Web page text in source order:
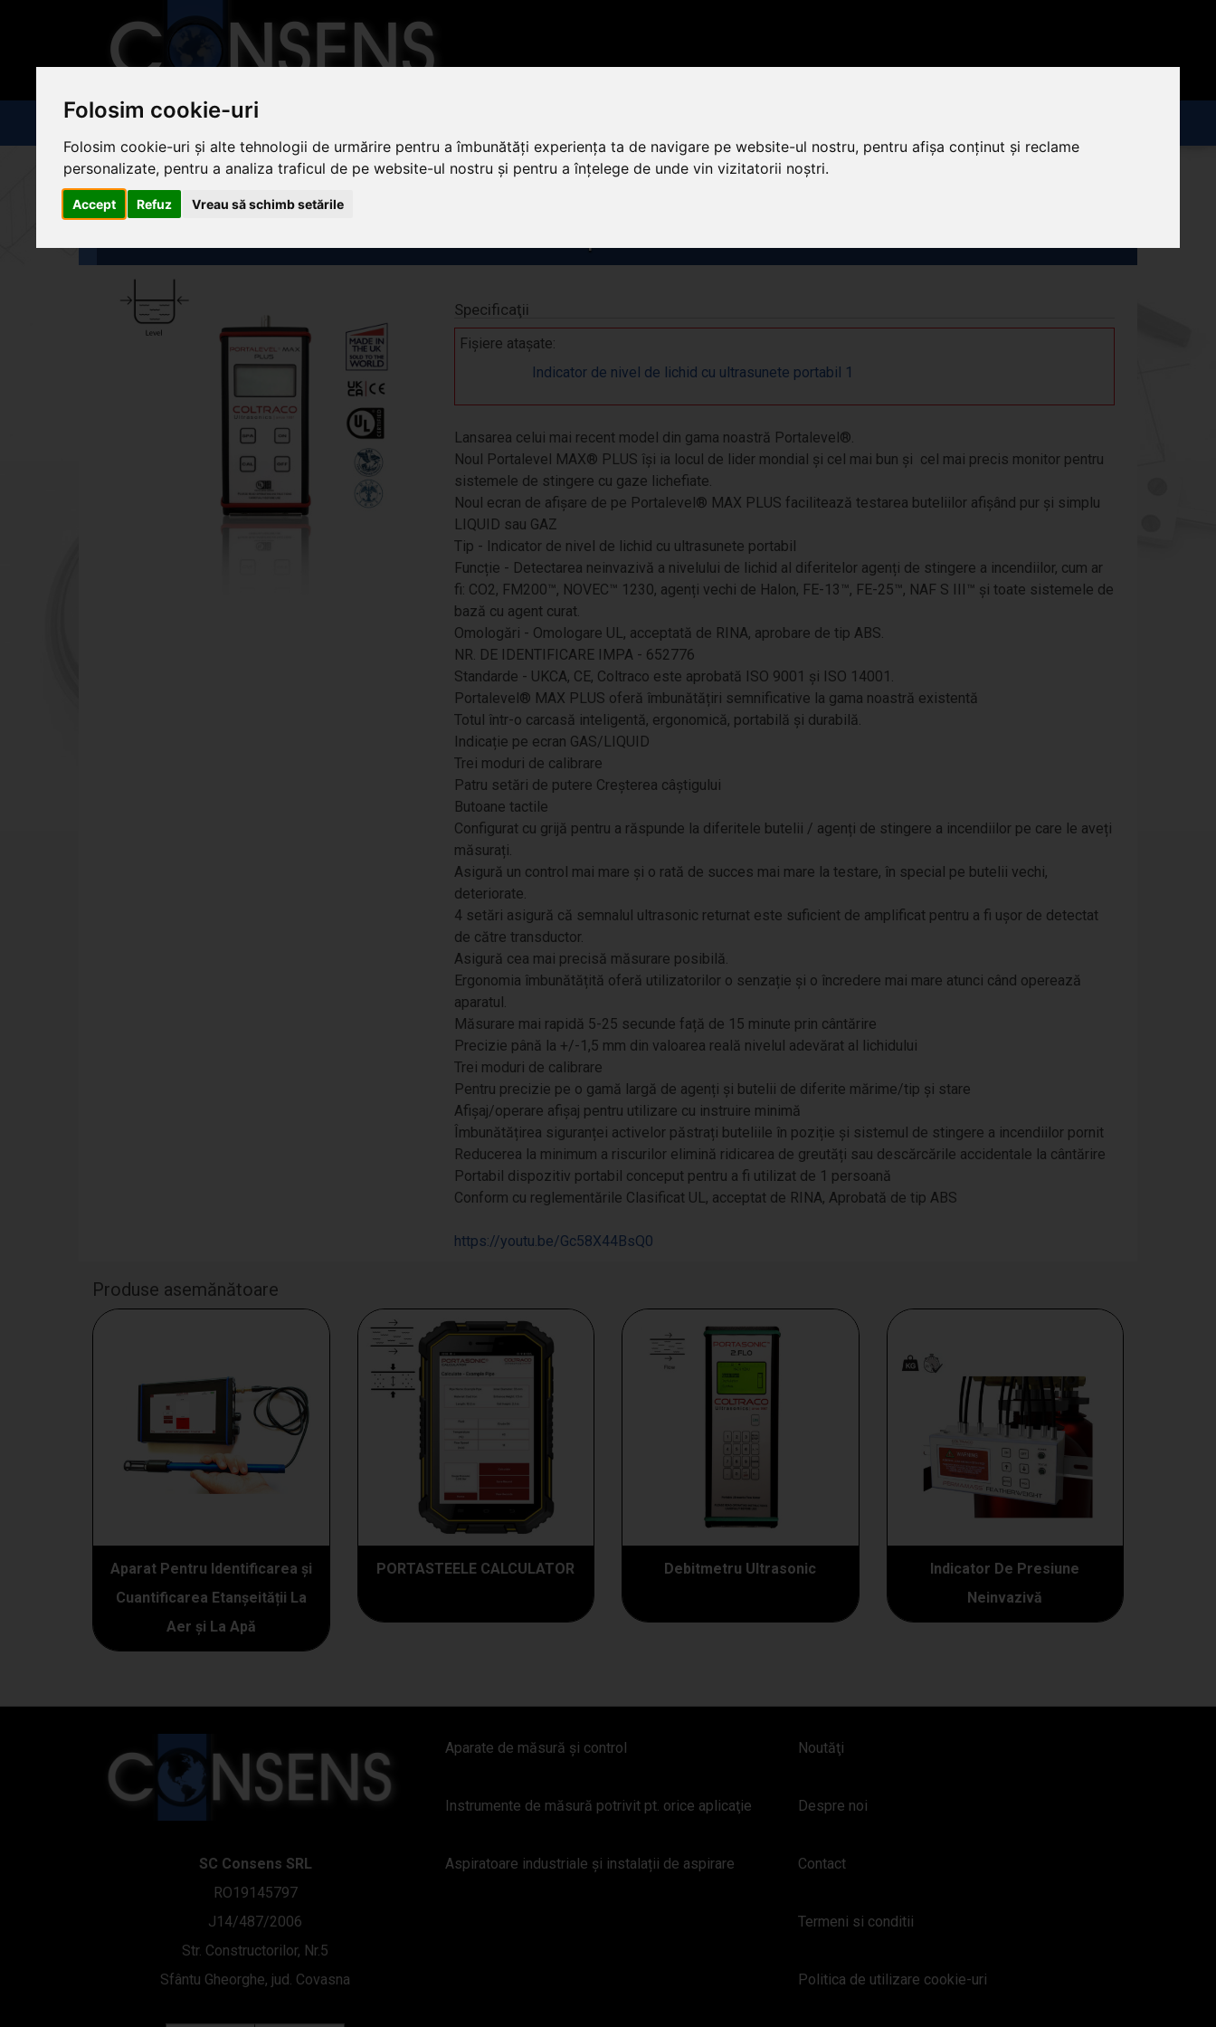
Folosim cookie-uri
Folosim cookie-uri și alte tehnologii de urmărire pentru a îmbunătăți experiența ta de navigare pe website-ul nostru, pentru afișa conținut și reclame
personalizate, pentru a analiza traficul de pe website-ul nostru și pentru a înțelege de unde vin vizitatorii noștri.
Accept Refuz Vreau să schimb setările
ACASĂ PRODUSE
»Aparate de măsură şi control
Specificaţii
Fişiere ataşate:
Indicator de nivel de lichid cu ultrasunete portabil 1
Lansarea celui mai recent model din gama noastră Portalevel®.
Noul Portalevel MAX® PLUS își ia locul de lider mondial și cel mai bun și cel mai precis monitor pentru
sistemele de stingere cu gaze lichefiate.
Noul ecran de afișare de pe Portalevel® MAX PLUS facilitează testarea buteliilor afișând pur și simplu
LIQUID sau GAZ
Tip - Indicator de nivel de lichid cu ultrasunete portabil
Funcție - Detectarea neinvazivă a nivelului de lichid al diferitelor agenți de stingere a incendiilor, cum ar
fi: CO2, FM200™, NOVEC™ 1230, agenți vechi de Halon, FE-13™, FE-25™, NAF S III™ și toate sistemele de
bază cu agent curat.
Omologări - Omologare UL, acceptată de RINA, aprobare de tip ABS.
NR. DE IDENTIFICARE IMPA - 652776
Standarde - UKCA, CE, Coltraco este aprobată ISO 9001 și ISO 14001.
Portalevel® MAX PLUS oferă îmbunătățiri semnificative la gama noastră existentă
Totul într-o carcasă inteligentă, ergonomică, portabilă și durabilă.
Indicație pe ecran GAS/LIQUID
Trei moduri de calibrare
Patru setări de putere Creșterea câștigului
Butoane tactile
Configurat cu grijă pentru a răspunde la diferitele butelii / agenți de stingere a incendiilor pe care le aveți
măsurați.
Asigură un control mai mare și o rată de succes mai mare la testare, în special pe butelii vechi,
deteriorate.
4 setări asigură că semnalul ultrasonic returnat este suficient de amplificat pentru a fi ușor de detectat
de către transductor.
Asigură cea mai precisă măsurare posibilă.
Ergonomia îmbunătățită oferă utilizatorilor o senzație și o încredere mai mare atunci când operează
aparatul.
Măsurare mai rapidă 5-25 secunde față de 15 minute prin cântărire
Precizie până la +/-1,5 mm din valoarea reală nivelul adevărat al lichidului
Trei moduri de calibrare
Pentru precizie pe o gamă largă de agenți și butelii de diferite mărime/tip și stare
Afișaj/operare afișaj pentru utilizare cu instruire minimă
Îmbunătățirea siguranței activelor păstrați buteliile în poziție și sistemul de stingere a incendiilor pornit
Reducerea la minimum a riscurilor elimină ridicarea de greutăți sau descărcările accidentale la cântărire
Portabil dispozitiv portabil conceput pentru a fi utilizat de 1 persoană
Conform cu reglementările Clasificat UL, acceptat de RINA, Aprobată de tip ABS
https://youtu.be/Gc58X44BsQ0
Produse asemănătoare
Aparat Pentru Identificarea și
Cuantificarea Etanșeității La
Aer și La Apă
PORTASTEELE CALCULATOR Debitmetru Ultrasonic
Indicator De Presiune
Neinvazivă
SC Consens SRL
RO19145797
J14/487/2006
Str. Constructorilor, Nr.5
Sfântu Gheorghe, jud. Covasna
Aparate de măsură şi control
Instrumente de măsură potrivit pt. orice aplicaţie
Aspiratoare industriale și instalații de aspirare
Noutăţi
Despre noi
Contact
Termeni si conditii
Politica de utilizare cookie-uri